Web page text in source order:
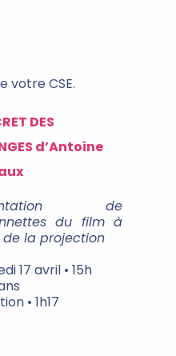
votre CSE.
DES
d’Antoine
de
du film à
de la projection
17 avril • 15h
• 1h17